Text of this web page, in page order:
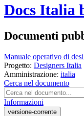
Docs Italia
Documenti
Manuale operativo di
Progetto: Designers Italia
Amministrazione: italia
Cerca nel documento
Informazioni
versione-corrente